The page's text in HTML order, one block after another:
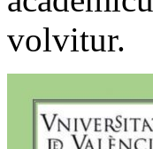
volvitur.